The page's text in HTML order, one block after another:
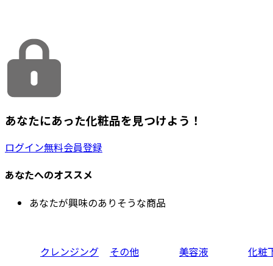
あなたにあった化粧品を見つけよう！
ログイン無料会員登録
あなたへのオススメ
あなたが興味のありそうな商品
クレンジング その他 美容液 化粧